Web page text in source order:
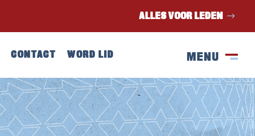
ALLES VOOR LEDEN
CONTACT WORD LID
MENU
SLUIT
M